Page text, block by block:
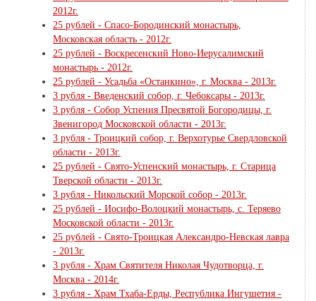
2012г.
25 рублей - Спасо-Бородинский монастырь,
Московская область - 2012г.
25 рублей - Воскресенский Ново-Иерусалимский
монастырь - 2012г.
25 рублей - Усадьба «Останкино», г. Москва - 2013г.
3 рубля - Введенский собор, г. Чебоксары - 2013г.
3 рубля - Собор Успения Пресвятой Богородицы, г.
Звенигород Московской области - 2013г.
3 рубля - Троицкий собор, г. Верхотурье Свердловской
области - 2013г.
25 рублей - Свято-Успенский монастырь, г. Старица
Тверской области - 2013г.
3 рубля - Никольский Морской собор - 2013г.
25 рублей - Иосифо-Волоцкий монастырь, с. Теряево
Московской области - 2013г.
25 рублей - Свято-Троицкая Александро-Невская лавра
- 2013г.
3 рубля - Храм Святителя Николая Чудотворца, г.
Москва - 2014г.
3 рубля - Храм Тхаба-Ерды, Республика Ингушетия -